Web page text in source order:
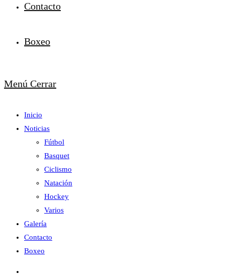
Contacto
Boxeo
Menú Cerrar
Inicio
Noticias
Fútbol
Basquet
Ciclismo
Natación
Hockey
Varios
Galería
Contacto
Boxeo